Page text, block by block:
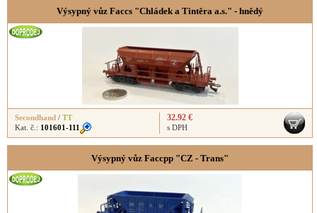
Výsypný vůz Faccs "Chládek a Tintěra a.s." - hnědý
Secondhand / TT
Kat. č.: 101601-111
32.92 €
s DPH
Výsypný vůz Faccpp "CZ - Trans"